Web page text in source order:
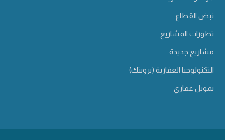
نبض القطاع
تطورات المشاريع
مشاريع جديدة
التكنولوجيا العقارية (بروبتك)
تمويل عقاري